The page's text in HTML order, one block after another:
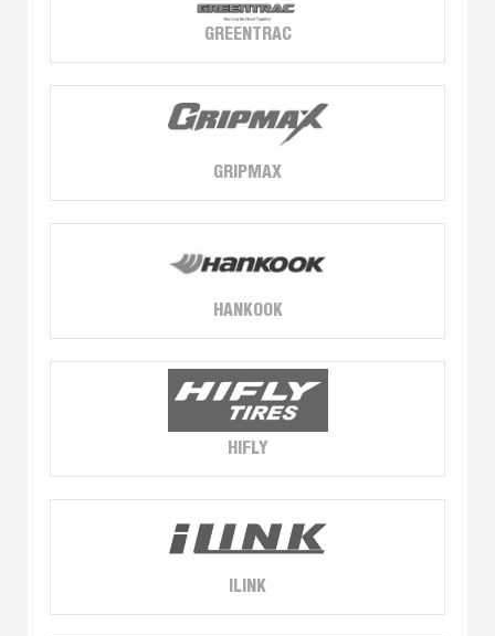
GREENTRAC
GRIPMAX
HANKOOK
HIFLY
ILINK